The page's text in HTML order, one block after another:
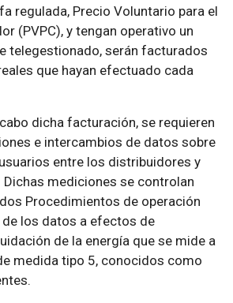
regulada, Precio Voluntario para el
(PVPC), y tengan operativo un
telegestionado, serán facturados
que hayan efectuado cada
dicha facturación, se requieren
e intercambios de datos sobre
entre los distribuidores y
mediciones se controlan
Procedimientos de operación
los datos a efectos de
de la energía que se mide a
medida tipo 5, conocidos como